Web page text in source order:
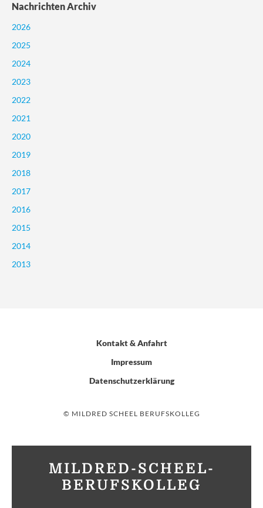
Nachrichten Archiv
2026
2025
2024
2023
2022
2021
2020
2019
2018
2017
2016
2015
2014
2013
Kontakt & Anfahrt
Impressum
Datenschutzerklärung
© MILDRED SCHEEL BERUFSKOLLEG
MILDRED-SCHEEL-
BERUFSKOLLEG